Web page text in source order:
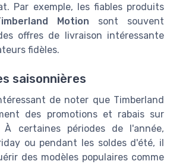
Par exemple, les fiables produits
Motion sont souvent
offres de livraison intéressante
fidèles.
saisonnières
de noter que Timberland
des promotions et rabais sur
À certaines périodes de l'année,
ou pendant les soldes d'été, il
des modèles populaires comme